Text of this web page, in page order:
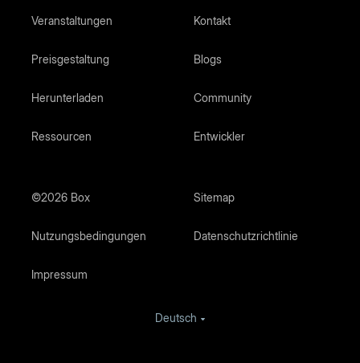
Veranstaltungen
Preisgestaltung
Herunterladen
Ressourcen
Kontakt
Blogs
Community
Entwickler
©2026 Box Sitemap
Nutzungsbedingungen Datenschutzrichtlinie
Impressum
Deutsch